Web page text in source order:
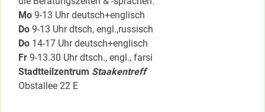
Mo 9-13 Uhr deutsch+englisch
Do 9-13 Uhr dtsch, engl.,russisch
Do 14-17 Uhr deutsch+englisch
Fr 9-13.30 Uhr dtsch., engl., farsi
Stadtteilzentrum Staakentreff
Obstallee 22 E